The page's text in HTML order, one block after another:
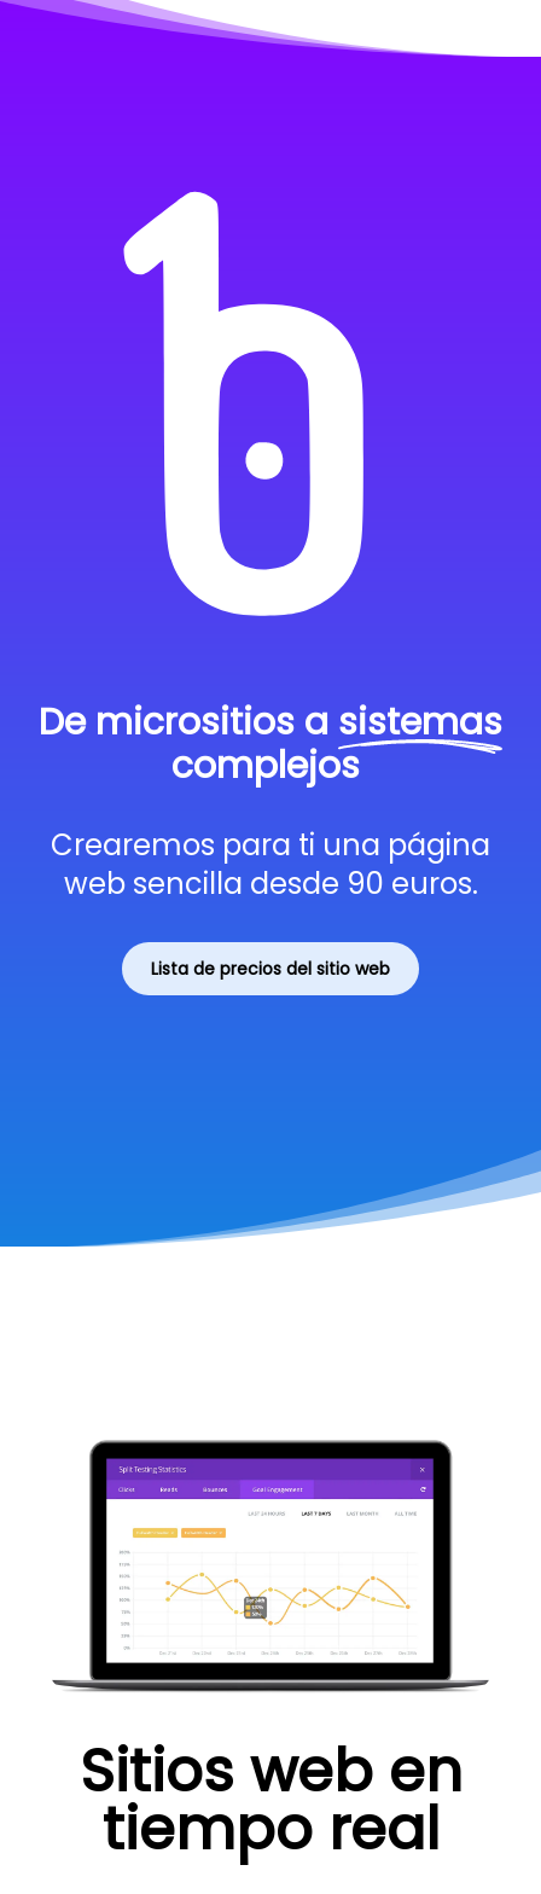
De micrositios a sistemas
complejos
Crearemos para ti una página
web sencilla desde 90 euros.
Lista de precios del sitio web
Sitios web en
tiempo real